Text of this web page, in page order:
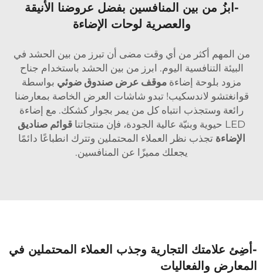
-ابزُ من بين المنافسين بفضل عروضنا الأنيقة
والعصرية لوحات الإضاءة
من المهم أكثر من أي وقت مضى أن تبرز من بين الحشد في
البيئة التنافسية اليوم. ابرز من بين الحشد باستخدام جناح
مزود بلوحة إضاءةموقف عرض صندوق ضوئيبواسطة
قوانغتشو لاندسكيب! تبدو شاشات العرض الخاصة بمعارضنا
رائعة وستجذب انتباه كل من يمر بجوار كشكك. مع إضاءة
LED حيوية وبنيّة عالية الجودة، فإن منتجاتنا
قوائم صناديق
الإضاءةتجذب نظر العملاء المحتملين وتترك انطباعًا دائمًا
يجعلك مميزًا عن المنافسين.
علامتك التجارية وجذب العملاء المحتملين في
والفعاليات